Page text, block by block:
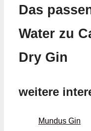
Das
Water zu
Dry Gin
weitere
Mundus Gin